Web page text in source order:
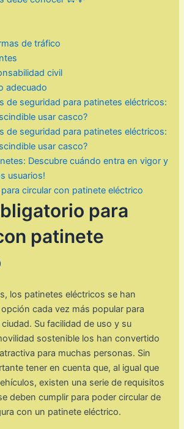
de tráfico
civil
adecuado
de seguridad para patinetes eléctricos:
usar casco?
de seguridad para patinetes eléctricos:
usar casco?
Descubre cuándo entra en vigor y
usuarios!
circular con patinete eléctrico
para
patinete
los patinetes eléctricos se han
cada vez más popular para
Su facilidad de uso y su
sostenible los han convertido
para muchas personas. Sin
tener en cuenta que, al igual que
existen una serie de requisitos
deben cumplir para poder circular de
con un patinete eléctrico.